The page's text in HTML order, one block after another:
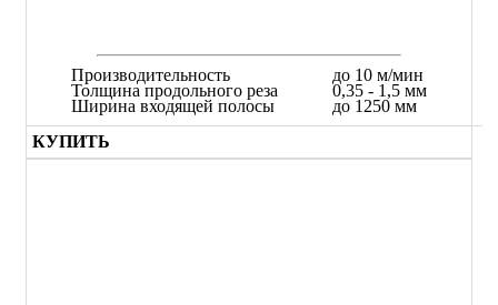
Производительность
Толщина продольного реза
Ширина входящей полосы
до 10 м/мин
0,35 - 1,5 мм
до 1250 мм
КУПИТЬ